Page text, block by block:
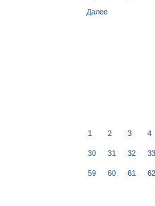
Далее
1 2 3 4
30 31 32 33
59 60 61 62